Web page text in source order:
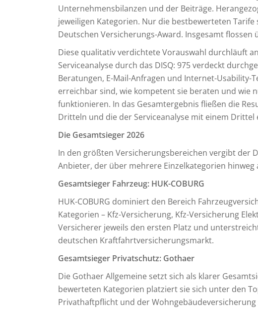
Unternehmensbilanzen und der Beiträge.
jeweiligen Kategorien. Nur die bestbewerteten
Deutschen Versicherungs-Award. Insgesamt flossen
Diese qualitativ verdichtete Vorauswahl durchläuft
Serviceanalyse durch das DISQ: 975 verdeckt
Beratungen, E-Mail-Anfragen und Internet-Usability-
erreichbar sind, wie kompetent sie beraten und wie
funktionieren. In das Gesamtergebnis fließen die
Dritteln und die der Serviceanalyse mit einem Drittel
Die Gesamtsieger 2026
In den größten Versicherungsbereichen vergibt der
Anbieter, der über mehrere Einzelkategorien
Gesamtsieger Fahrzeug: HUK-COBURG
HUK-COBURG dominiert den Bereich
Kategorien – Kfz-Versicherung, Kfz-Versicherung
Versicherer jeweils den ersten Platz und
deutschen Kraftfahrtversicherungsmarkt.
Gesamtsieger Privatschutz: Gothaer
Die Gothaer Allgemeine setzt sich als klarer
bewerteten Kategorien platziert sie sich unter den
Privathaftpflicht und der